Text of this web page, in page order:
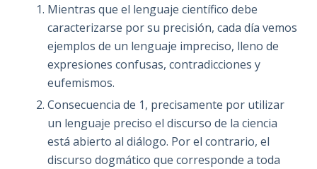
Mientras que el lenguaje científico debe
caracterizarse por su precisión, cada día vemos
ejemplos de un lenguaje impreciso, lleno de
expresiones confusas, contradicciones y
eufemismos.
Consecuencia de 1, precisamente por utilizar
un lenguaje preciso el discurso de la ciencia
está abierto al diálogo. Por el contrario, el
discurso dogmático que corresponde a toda